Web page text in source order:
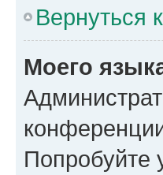
Вернуться
Моего
Попробуйте